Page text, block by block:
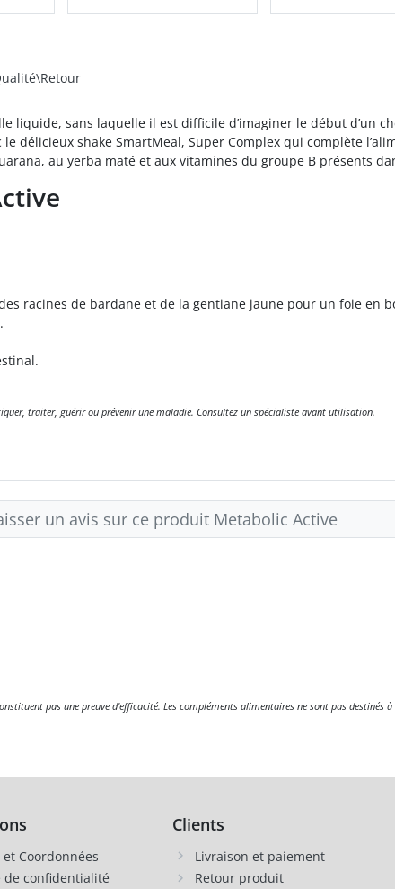
liquide, sans laquelle il est difficile d’imaginer le début d’un
délicieux shake SmartMeal, Super Complex qui complète
au yerba maté et aux vitamines du groupe B présents
racines de bardane et de la gentiane jaune pour un foie en
traiter, guérir ou prévenir une maladie. Consultez un spécialiste avant utilisation.
un avis sur ce produit Metabolic Active
pas une preuve d'efficacité. Les compléments alimentaires ne sont pas
et Coordonnées
de confidentialité
Clients
Livraison et paiement
Retour produit